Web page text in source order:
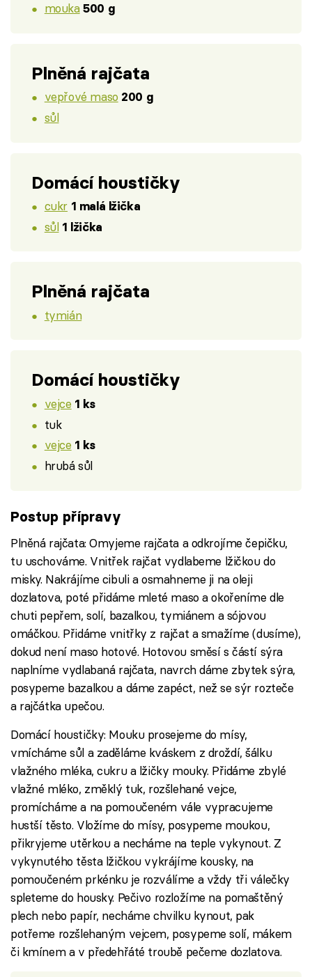
mouka 500 g
Plněná rajčata
vepřové maso 200 g
sůl
Domácí houstičky
cukr 1 malá lžička
sůl 1 lžička
Plněná rajčata
tymián
Domácí houstičky
vejce 1 ks
tuk
vejce 1 ks
hrubá sůl
Postup přípravy
Plněná rajčata: Omyjeme rajčata a odkrojíme čepičku,
tu uschováme. Vnitřek rajčat vydlabeme lžičkou do
misky. Nakrájíme cibuli a osmahneme ji na oleji
dozlatova, poté přidáme mleté maso a okořeníme dle
chuti pepřem, solí, bazalkou, tymiánem a sójovou
omáčkou. Přidáme vnitřky z rajčat a smažíme (dusíme),
dokud není maso hotové. Hotovou směsí s částí sýra
naplníme vydlabaná rajčata, navrch dáme zbytek sýra,
posypeme bazalkou a dáme zapéct, než se sýr rozteče
a rajčátka upečou.
Domácí houstičky: Mouku prosejeme do mísy,
vmícháme sůl a zaděláme kváskem z droždí, šálku
vlažného mléka, cukru a lžičky mouky. Přidáme zbylé
vlažné mléko, změklý tuk, rozšlehané vejce,
promícháme a na pomoučeném vále vypracujeme
hustší těsto. Vložíme do mísy, posypeme moukou,
přikryjeme utěrkou a necháme na teple vykynout. Z
vykynutého těsta lžičkou vykrájíme kousky, na
pomoučeném prkénku je rozválíme a vždy tři válečky
spleteme do housky. Pečivo rozložíme na pomaštěný
plech nebo papír, necháme chvilku kynout, pak
potřeme rozšlehaným vejcem, posypeme solí, mákem
či kmínem a v předehřáté troubě pečeme dozlatova.